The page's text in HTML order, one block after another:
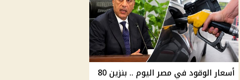
أسعار الوقود في مصر اليوم .. بنزين 80